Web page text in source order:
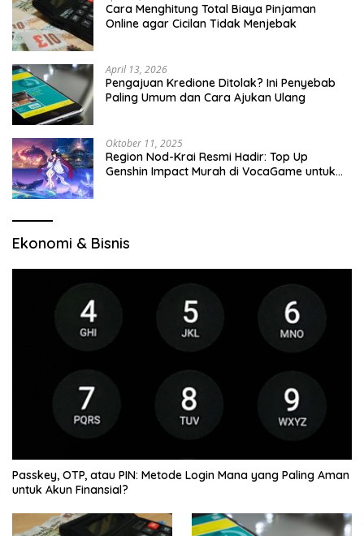
Cara Menghitung Total Biaya Pinjaman
Online agar Cicilan Tidak Menjebak
April 13, 2026
Pengajuan Kredione Ditolak? Ini Penyebab
Paling Umum dan Cara Ajukan Ulang
Oktober 11, 2025
Region Nod-Krai Resmi Hadir: Top Up
Genshin Impact Murah di VocaGame untuk
Ekonomi & Bisnis
Passkey, OTP, atau PIN: Metode Login Mana yang Paling Aman
untuk Akun Finansial?